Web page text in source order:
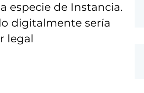
especie de Instancia.
digitalmente sería
legal